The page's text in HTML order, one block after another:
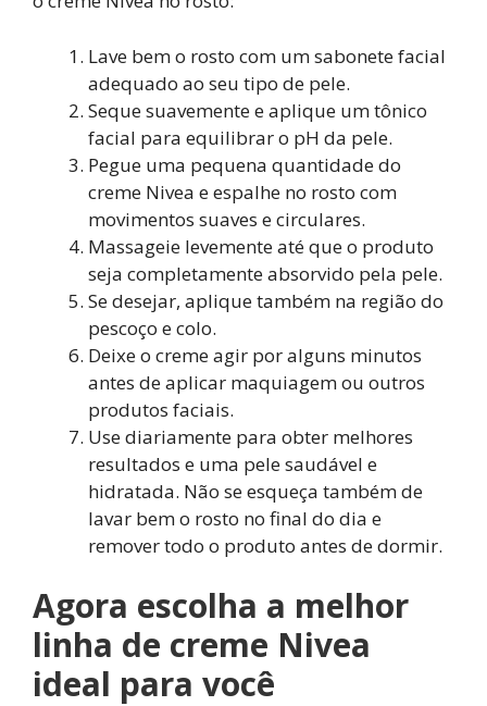
Lave bem o rosto com um sabonete facial
adequado ao seu tipo de pele.
Seque suavemente e aplique um tônico
facial para equilibrar o pH da pele.
Pegue uma pequena quantidade do
creme Nivea e espalhe no rosto com
movimentos suaves e circulares.
Massageie levemente até que o produto
seja completamente absorvido pela pele.
Se desejar, aplique também na região do
pescoço e colo.
Deixe o creme agir por alguns minutos
antes de aplicar maquiagem ou outros
produtos faciais.
Use diariamente para obter melhores
resultados e uma pele saudável e
hidratada. Não se esqueça também de
lavar bem o rosto no final do dia e
remover todo o produto antes de dormir.
Agora escolha a melhor
linha de creme Nivea
ideal para você